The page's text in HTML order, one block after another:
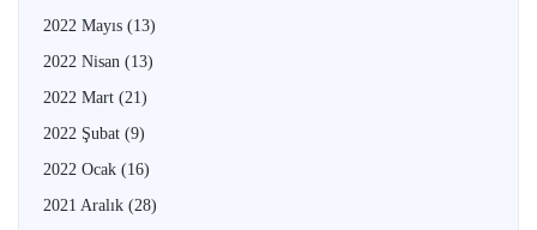
2022 Mayıs (13)
2022 Nisan (13)
2022 Mart (21)
2022 Şubat (9)
2022 Ocak (16)
2021 Aralık (28)